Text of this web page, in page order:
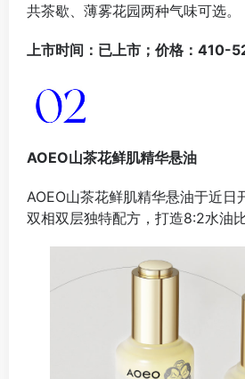
共茶歇、薄雾花园两种气味可选。
上市时间：已上市；价格：410-
AOEO山茶花鲜肌精华悬油
AOEO山茶花鲜肌精华悬油于近日
双相双层独特配方，打造8:2水油比